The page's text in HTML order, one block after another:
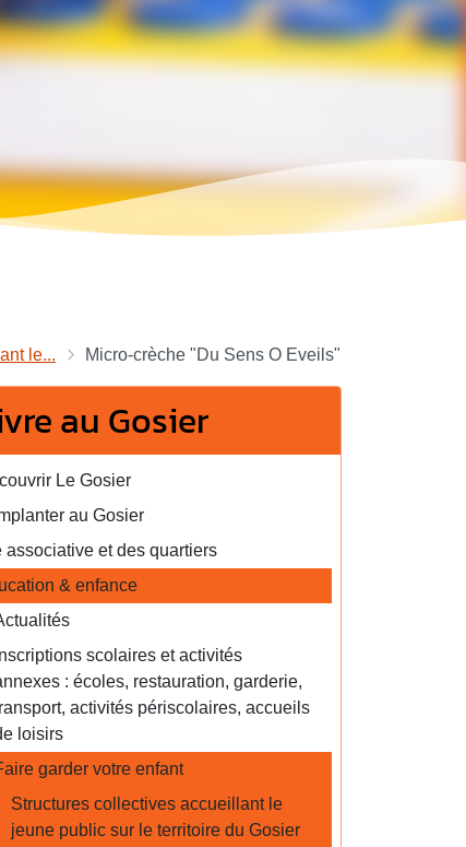
le... Micro-crèche "Du Sens O Eveils"
au Gosier
Le Gosier
au Gosier
associative et des quartiers
& enfance
Inscriptions scolaires et activités
: écoles, restauration, garderie,
activités périscolaires, accueils
loisirs
garder votre enfant
Structures collectives accueillant le
jeune public sur le territoire du Gosier